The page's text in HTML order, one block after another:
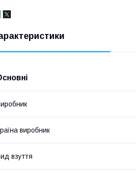
виробник
взуття